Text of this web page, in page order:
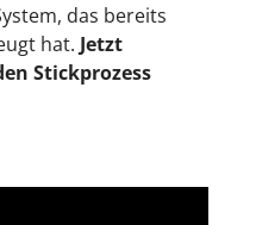
das bereits
hat. Jetzt
Stickprozess